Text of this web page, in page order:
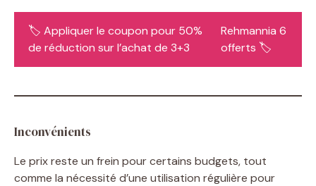
🏷️ Appliquer le coupon pour 50%
de réduction sur l’achat de 3+3
Rehmannia 6
offerts 🏷️
Inconvénients
Le prix reste un frein pour certains budgets, tout
comme la nécessité d’une utilisation régulière pour